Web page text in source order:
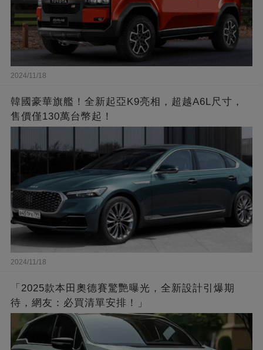
2024/11/18
韓國豪華旗艦！全新起亞K9亮相，超越A6L尺寸，
售價僅130萬台幣起！
2024/11/18
「2025款本田奧德賽驚艷曝光，全新設計引爆期
待，網友：必買清單安排！」